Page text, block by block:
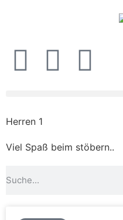
Herren 1
Viel Spaß beim stöbern..